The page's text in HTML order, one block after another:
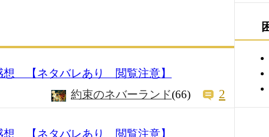
想 【ネタバレあり 閲覧注意】
約束のネバーランド(66) 2
想 【ネタバレあり 閲覧注意】